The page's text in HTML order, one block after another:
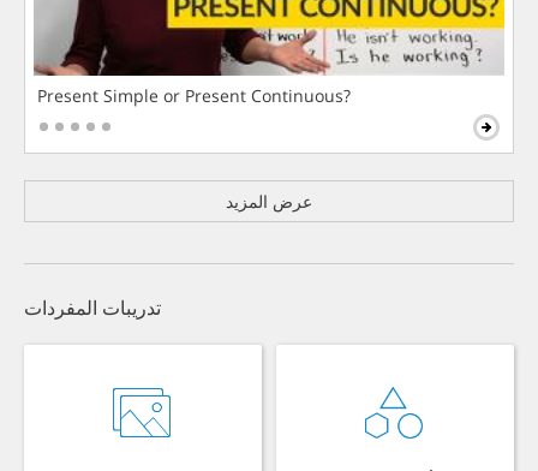
Present Simple or Present Continuous?
عرض المزيد
تدريبات المفردات